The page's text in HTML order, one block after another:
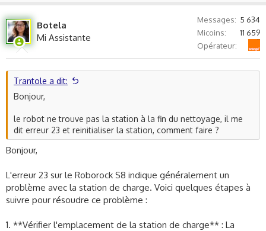
3. **Identifier les pièces** : Une fois les cartes créées, vous
pouvez assigner à chaque zone une étiquette correspondant
à la pièce dans l'application (par exemple : salle à manger,
chambre 1, chambre 2, etc.)
4. **Préserver les cartes** : Assurez-vous de sauvegarder
chaque carte après la création. Cela garantit que l'aspirateur
se souvienne des frontières de chaque pièce lorsqu'il
5. **Sélectionner des pièces pour le nettoyage** : Après
sélectionner des pièces spécifiques pour le nettoyage à partir
Pour le déplacement entre les niveaux, vous devrez
probablement déplacer l'aspirateur manuellement car il n'est
autonome.
e o
t
Botela
Mi Assistante
Messages
5 634
Micoins
11 659
Opérateur
Trantole a dit:
Bonjour,
le robot ne trouve pas la station à la fin du nettoyage, il me
dit erreur 23 et reinitialiser la station, comment faire ?
Bonjour,
L'erreur 23 sur le Roborock S8 indique généralement un
problème avec la station de charge. Voici quelques étapes à
suivre pour résoudre ce problème :
1. **Vérifier l'emplacement de la station de charge** : La